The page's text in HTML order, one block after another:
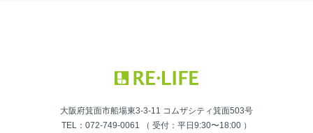
大阪府箕面市船場東3-3-11 コムザシティ箕面503号
TEL：072-749-0061 （ 受付：平日9:30〜18:00 ）